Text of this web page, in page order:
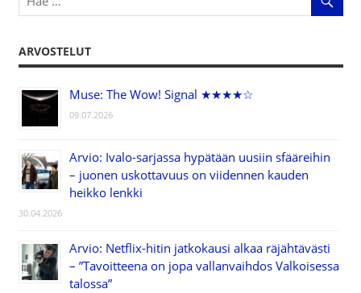
ARVOSTELUT
Muse: The Wow! Signal ★★★★☆
09.07.2026
Arvio: Ivalo-sarjassa hypätään uusiin sfääreihin
– juonen uskottavuus on viidennen kauden
heikko lenkki
30.04.2026
Arvio: Netflix-hitin jatkokausi alkaa räjähtävästi
– ”Tavoitteena on jopa vallanvaihdos Valkoisessa
talossa”